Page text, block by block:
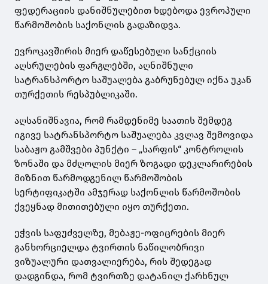
ფედერაციის დანიშნულებით ხდებოდა ევროპული
წარმოშობის საქონლის გადაზიდვა.
ევროკავშირის მიერ დაწესებული სანქციის
აღსრულების ფარგლებში, აღნიშნული
სატრანსპორტო საშუალება გაბრუნებულ იქნა უკან
თურქეთის რესპუბლიკაში.
აღსანიშნავია, რომ რამდენიმე საათის შემდეგ
იგივე სატრანსპორტო საშუალება კვლავ შემოვიდა
საბაჟო გამშვები პუნქტი – „სარფის“ კონტროლის
ზონაში და მძღოლის მიერ ზოგადი დეკლარირების
მიზნით წარმოდგენილ წარმოშობის
სერტიფიკატში ამჯერად საქონლის წარმოშობის
ქვეყნად მითითებული იყო თურქეთი.
ეჭვის საფუძველზე, მებაჟე-ოფიცრების მიერ
განხორციელდა ტვირთის ნაწილობრივი
ვიზუალური დათვალიერება, რის შედეგად
დადგინდა, რომ ტვირთზე დატანილ ქარხნულ